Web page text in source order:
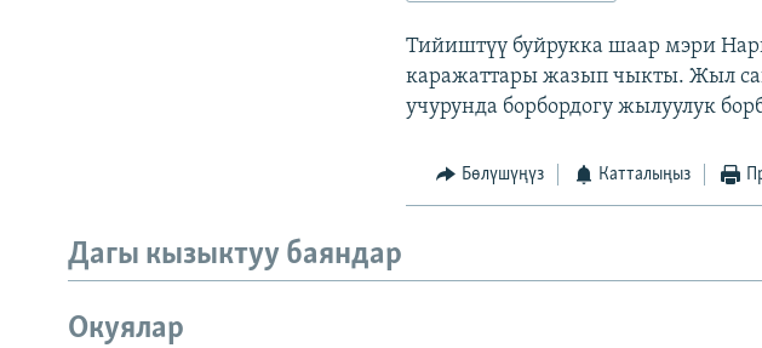
Тийиштүү буйрукка шаар мэри
каражаттары жазып чыкты. Жыл
учурунда борбордогу жылуулук
Бөлүшүңүз Катталыңыз
Дагы кызыктуу баяндар
Окуялар